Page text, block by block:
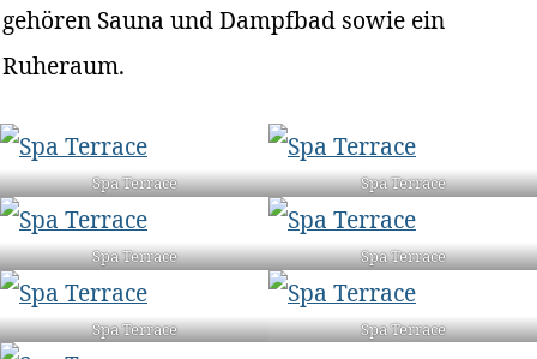
gehören Sauna und Dampfbad sowie ein
Ruheraum.
Spa Terrace Spa Terrace
Spa Terrace Spa Terrace
Spa Terrace Spa Terrace